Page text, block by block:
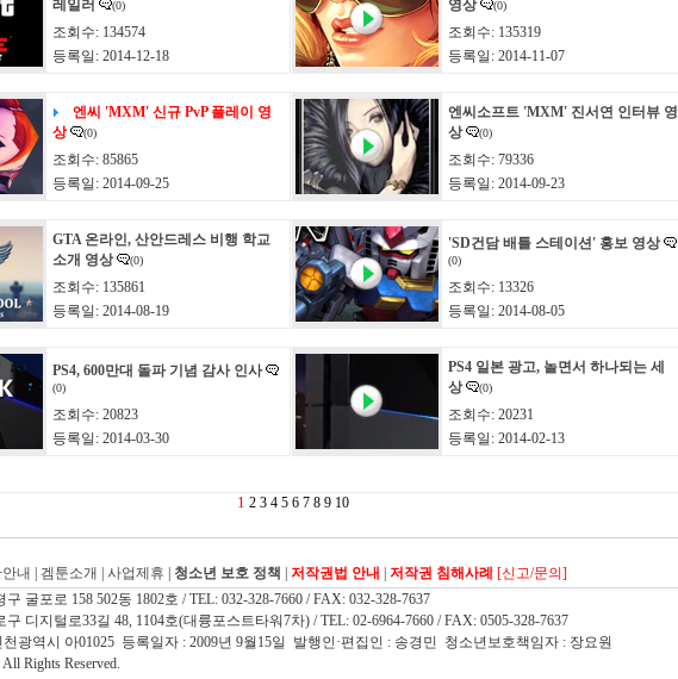
레일러
(0)
조회수: 134574
등록일: 2014-12-18
영상
(0)
조회수: 135319
등록일: 2014-11-07
엔씨 'MXM' 신규 PvP 플레이 영
상
(0)
조회수: 85865
등록일: 2014-09-25
엔씨소프트 'MXM' 진서연 인터뷰 영
상
(0)
조회수: 79336
등록일: 2014-09-23
GTA 온라인, 산안드레스 비행 학교
소개 영상
(0)
조회수: 135861
등록일: 2014-08-19
'SD건담 배틀 스테이션' 홍보 영상
(0)
조회수: 13326
등록일: 2014-08-05
PS4, 600만대 돌파 기념 감사 인사
(0)
조회수: 20823
등록일: 2014-03-30
PS4 일본 광고, 놀면서 하나되는 세
상
(0)
조회수: 20231
등록일: 2014-02-13
1 2 3 4 5 6 7 8 9 10
내 겜툰소개 사업제휴 청소년 보호 정책 저작권법 안내 저작권 침해사례
[신고/문의]
굴포로 158 502동 1802호 / TEL: 032-328-7660 / FAX: 032-328-7637
디지털로33길 48, 1104호(대륭포스트타워7차) / TEL: 02-6964-7660 / FAX: 0505-328-7637
광역시 아01025 등록일자 : 2009년 9월15일 발행인·편집인 : 송경민 청소년보호책임자 : 장요원
Rights Reserved.